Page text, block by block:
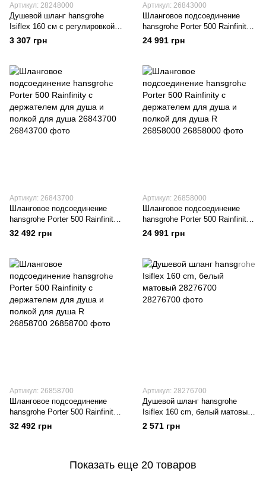
Артикул: 28248000
Душевой шланг hansgrohe
Isiflex 160 см с регулировкой
напора, хром 28248000
3 307 грн
Артикул: 26843000
Шланговое подсоединение
hansgrohe Porter 500 Rainfinity
с держателем для душа и
полкой для душа 26843000
24 991 грн
Артикул: 26843700
Шланговое подсоединение
hansgrohe Porter 500 Rainfinity
с держателем для душа и
полкой для душа 26843700
32 492 грн
Артикул: 26858000
Шланговое подсоединение
hansgrohe Porter 500 Rainfinity
с держателем для душа и
полкой для душа R 26858000
24 991 грн
Артикул: 26858700
Шланговое подсоединение
hansgrohe Porter 500 Rainfinity
с держателем для душа и
полкой для душа R 26858700
32 492 грн
Артикул: 28276700
Душевой шланг hansgrohe
Isiflex 160 cm, белый матовый
28276700
2 571 грн
Показать еще 20 товаров